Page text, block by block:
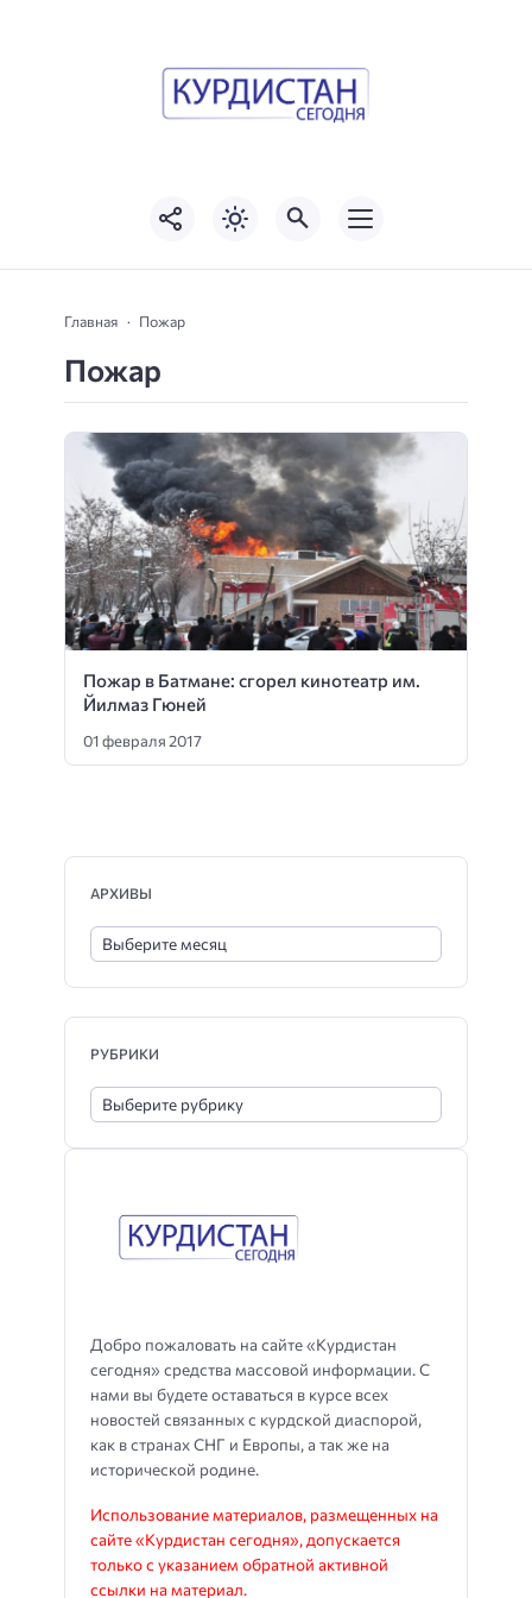
Главная Пожар
Пожар
Пожар в Батмане: сгорел кинотеатр им.
Йилмаз Гюней
01 февраля 2017
Добро пожаловать на сайте «Курдистан
сегодня» средства массовой информации. С
нами вы будете оставаться в курсе всех
новостей связанных с курдской диаспорой,
как в странах СНГ и Европы, а так же на
исторической родине.
Использование материалов, размещенных на
сайте «Курдистан сегодня», допускается
только с указанием обратной активной
ссылки на материал.
АРХИВЫ
РУБРИКИ